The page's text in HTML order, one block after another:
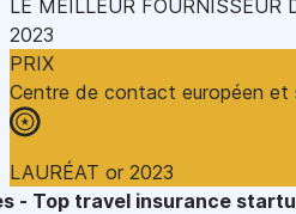
LE MEILLEUR FOURNISSEUR
2023
PRIX
Centre de contact européen et
LAURÉAT or 2023
- Top travel insurance